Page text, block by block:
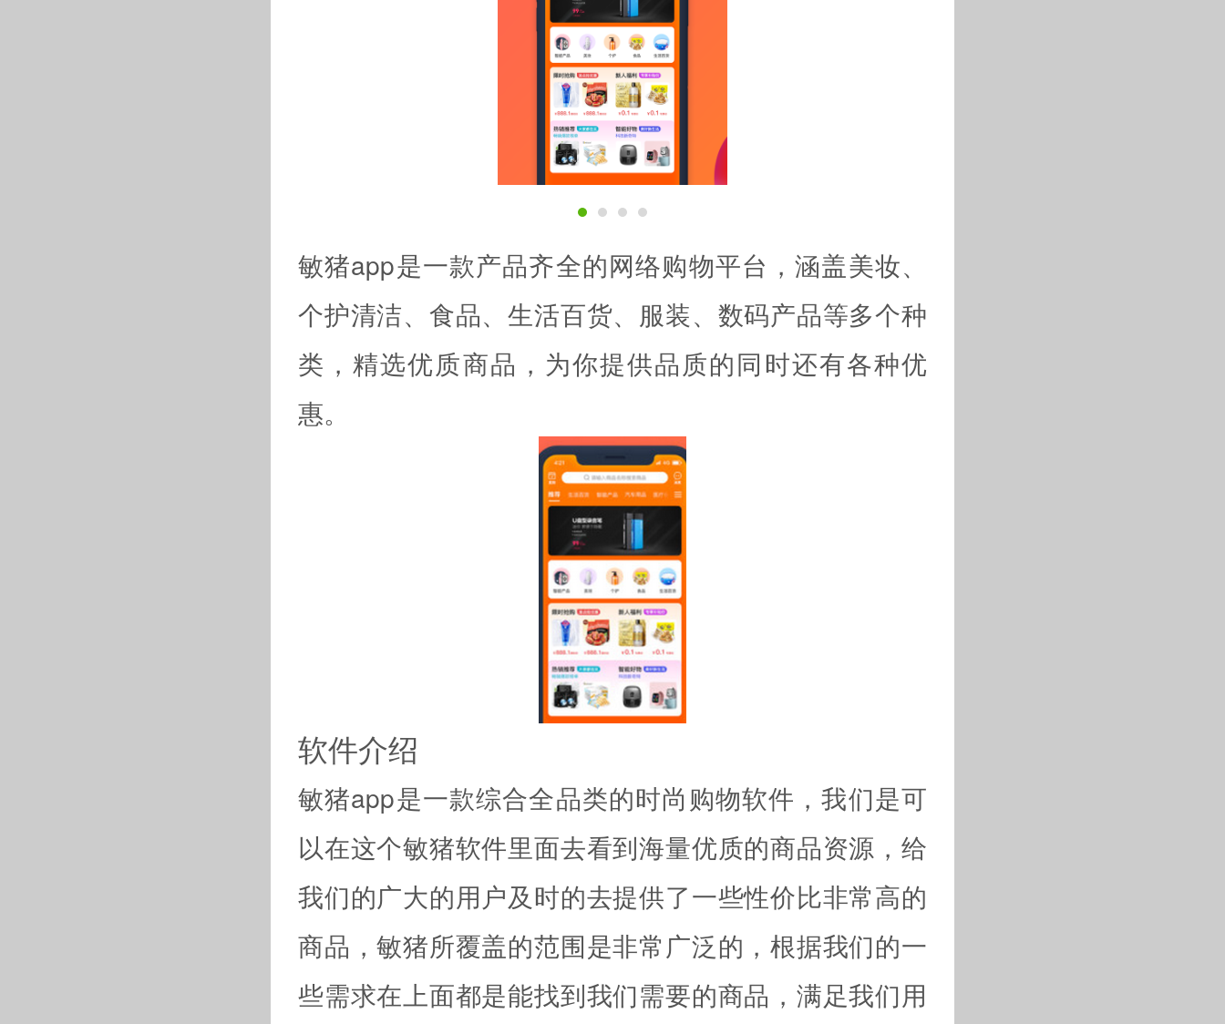
敏猪app是一款产品齐全的网络购物平台，涵盖美妆、
个护清洁、食品、生活百货、服装、数码产品等多个种
类，精选优质商品，为你提供品质的同时还有各种优
惠。
软件介绍
敏猪app是一款综合全品类的时尚购物软件，我们是可
以在这个敏猪软件里面去看到海量优质的商品资源，给
我们的广大的用户及时的去提供了一些性价比非常高的
商品，敏猪所覆盖的范围是非常广泛的，根据我们的一
些需求在上面都是能找到我们需要的商品，满足我们用